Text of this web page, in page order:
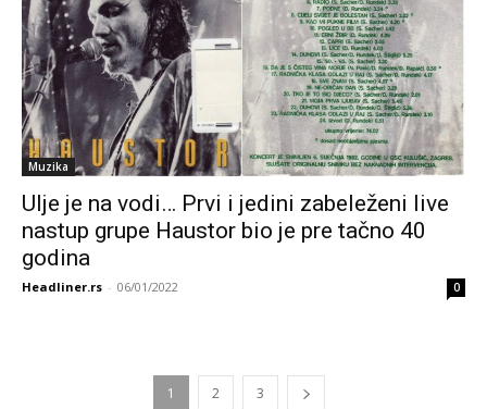
Muzika
Ulje je na vodi… Prvi i jedini zabeleženi live
nastup grupe Haustor bio je pre tačno 40
godina
Headliner.rs - 06/01/2022 0
1 2 3